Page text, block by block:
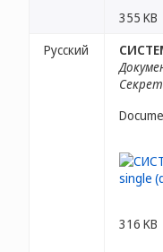
355 KB
Русский
316 KB